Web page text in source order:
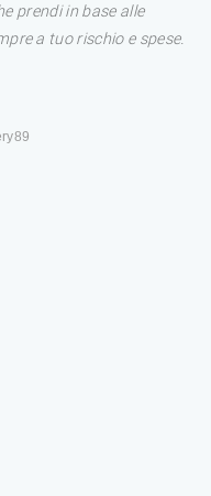
prendi in base alle
a tuo rischio e spese.